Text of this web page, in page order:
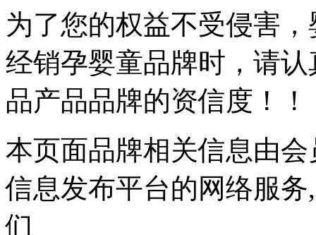
为了您的权益不受侵害
经销孕婴童品牌时，请
品产品品牌的资信度！！
本页面品牌相关信息由
信息发布平台的网络服
们